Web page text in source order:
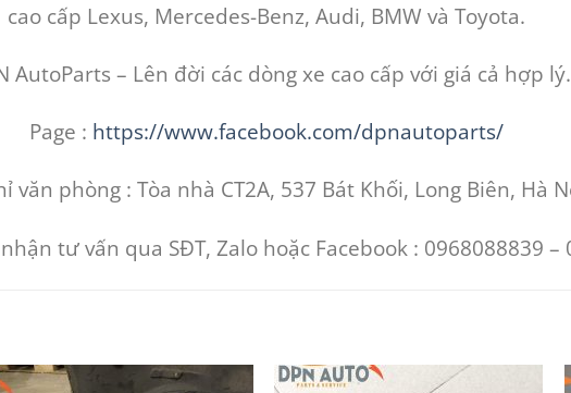
cao cấp Lexus, Mercedes-Benz, Audi, BMW và Toyota.
AutoParts – Lên đời các dòng xe cao cấp với giá cả hợp lý.
Page : https://www.facebook.com/dpnautoparts/
văn phòng : Tòa nhà CT2A, 537 Bát Khối, Long Biên, Hà
tư vấn qua SĐT, Zalo hoặc Facebook : 0968088839 –